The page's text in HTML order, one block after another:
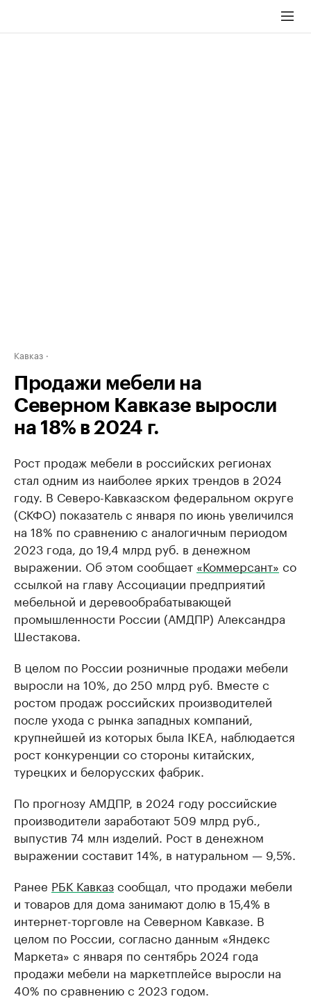
Кавказ
Продажи мебели на
Северном Кавказе выросли
на 18% в 2024 г.
Рост продаж мебели в российских регионах
стал одним из наиболее ярких трендов в 2024
году. В Северо-Кавказском федеральном округе
(СКФО) показатель с января по июнь увеличился
на 18% по сравнению с аналогичным периодом
2023 года, до 19,4 млрд руб. в денежном
выражении. Об этом сообщает «Коммерсант» со
ссылкой на главу Ассоциации предприятий
мебельной и деревообрабатывающей
промышленности России (АМДПР) Александра
Шестакова.
В целом по России розничные продажи мебели
выросли на 10%, до 250 млрд руб. Вместе с
ростом продаж российских производителей
после ухода с рынка западных компаний,
крупнейшей из которых была IKEA, наблюдается
рост конкуренции со стороны китайских,
турецких и белорусских фабрик.
По прогнозу АМДПР, в 2024 году российские
производители заработают 509 млрд руб.,
выпустив 74 млн изделий. Рост в денежном
выражении составит 14%, в натуральном — 9,5%.
Ранее РБК Кавказсообщал, что продажи мебели
и товаров для дома занимают долю в 15,4% в
интернет-торговле на Северном Кавказе. В
целом по России, согласно данным «Яндекс
Маркета» с января по сентябрь 2024 года
продажи мебели на маркетплейсе выросли на
40% по сравнению с 2023 годом.